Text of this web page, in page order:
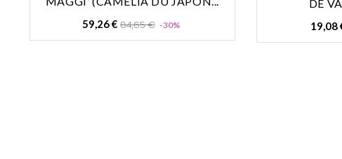
59,26 € Prix
84,65 € -30%
DE
19,08